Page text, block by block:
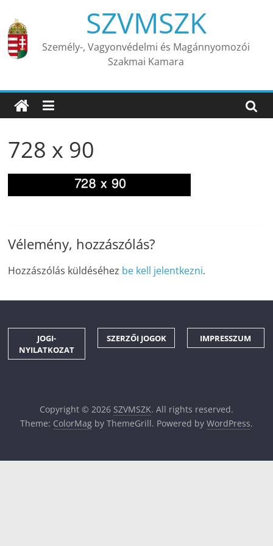
content
SZVMSZK
Személy-, Vagyonvédelmi és Magánnyomozói
Szakmai Kamara
728 x 90
Vélemény, hozzászólás?
Hozzászólás küldéséhez be kell jelentkezni.
JOGI-
NYILATKOZAT
SZERZŐI JOGOK IMPRESSZUM
Copyright © 2026 SZVMSZK. All rights reserved.
Theme: ColorMagby ThemeGrill. Powered by WordPress.